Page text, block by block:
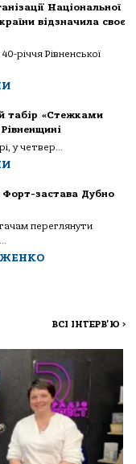
Національної
відзначила своє
річчя Рівненської
табір «Стежками
у четвер...
Форт-застава Дубно
переглянути
ВСІ ІНТЕРВ'Ю >